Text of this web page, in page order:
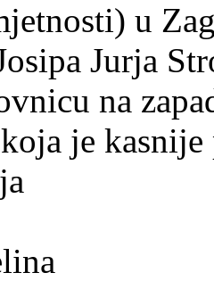
u
Jurja
na
je